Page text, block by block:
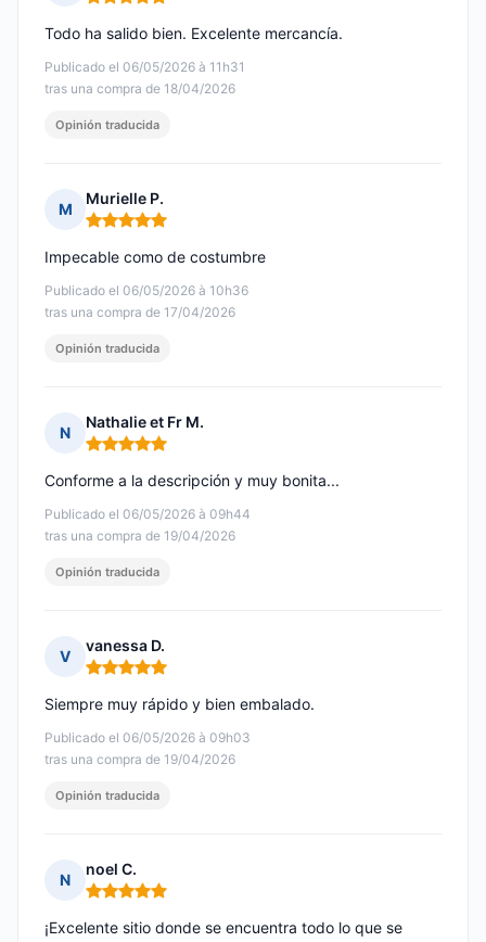
Nota: 5 de 5
Publicado el 06/05/2026 à 11h31
tras una compra de 18/04/2026
Todo ha salido bien. Excelente mercancía.
Opinión traducida
M
Murielle P.
Nota: 5 de 5
Publicado el 06/05/2026 à 10h36
tras una compra de 17/04/2026
Impecable como de costumbre
Opinión traducida
N
Nathalie et Fr M.
Nota: 5 de 5
Publicado el 06/05/2026 à 09h44
tras una compra de 19/04/2026
Conforme a la descripción y muy bonita...
Opinión traducida
V
vanessa D.
Nota: 5 de 5
Publicado el 06/05/2026 à 09h03
tras una compra de 19/04/2026
Siempre muy rápido y bien embalado.
Opinión traducida
N
noel C.
Nota: 5 de 5
¡Excelente sitio donde se encuentra todo lo que se